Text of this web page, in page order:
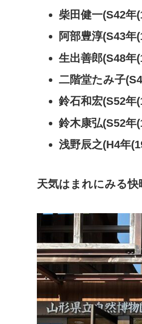
柴田健一(S42年
阿部豊淳(S43年
生出善郎(S48年
二階堂たみ子
鈴石和宏(S52年
鈴木康弘(S52年
浅野辰之(H4年
天気はまれにみる